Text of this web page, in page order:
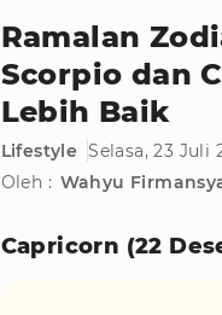
Ramalan
Scorpio dan
Lebih Baik
Lifestyle Selasa, 23 Juli
Oleh : Wahyu
Capricorn (22